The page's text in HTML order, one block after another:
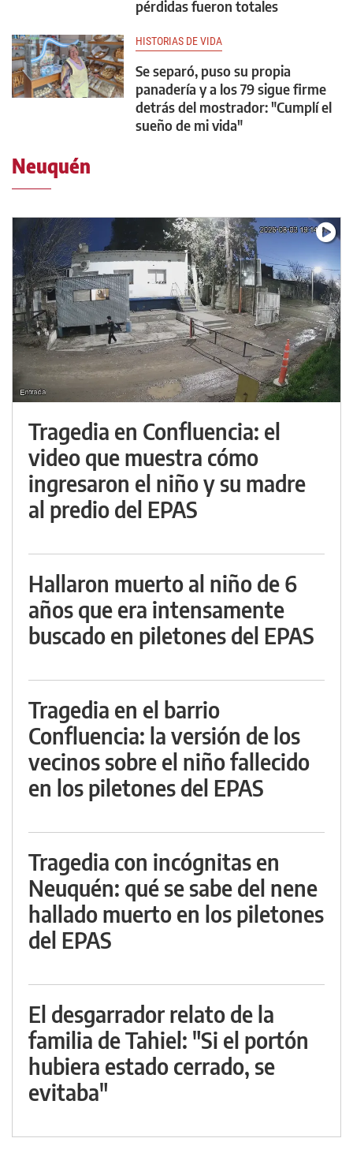
pérdidas fueron totales
HISTORIAS DE VIDA
Se separó, puso su propia
panadería y a los 79 sigue firme
detrás del mostrador: "Cumplí el
sueño de mi vida"
Neuquén
Tragedia en Confluencia: el
video que muestra cómo
ingresaron el niño y su madre
al predio del EPAS
Hallaron muerto al niño de 6
años que era intensamente
buscado en piletones del EPAS
Tragedia en el barrio
Confluencia: la versión de los
vecinos sobre el niño fallecido
en los piletones del EPAS
Tragedia con incógnitas en
Neuquén: qué se sabe del nene
hallado muerto en los piletones
del EPAS
El desgarrador relato de la
familia de Tahiel: "Si el portón
hubiera estado cerrado, se
evitaba"